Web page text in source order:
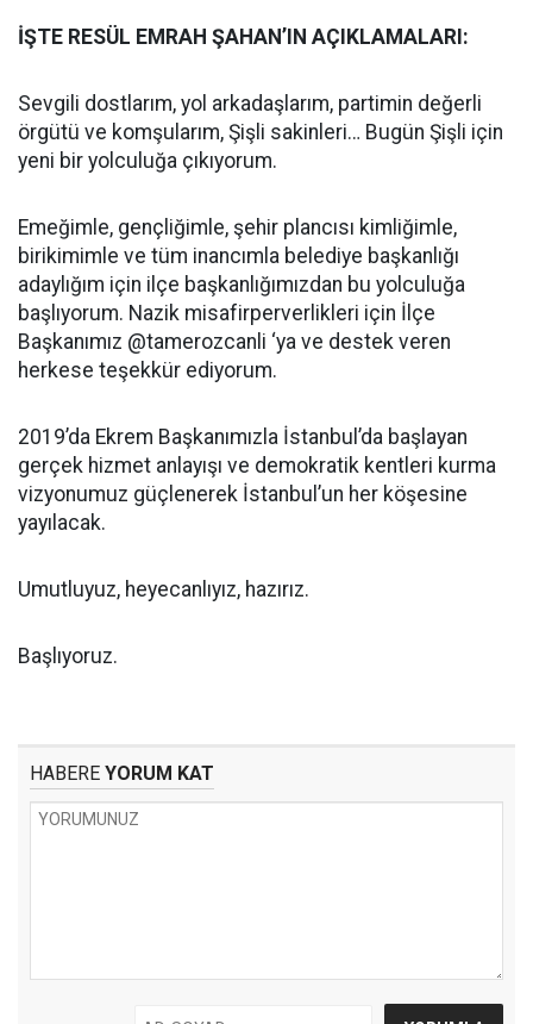
İŞTE RESÜL EMRAH ŞAHAN’IN AÇIKLAMALARI:
Sevgili dostlarım, yol arkadaşlarım, partimin değerli
örgütü ve komşularım, Şişli sakinleri… Bugün Şişli için
yeni bir yolculuğa çıkıyorum.
Emeğimle, gençliğimle, şehir plancısı kimliğimle,
birikimimle ve tüm inancımla belediye başkanlığı
adaylığım için ilçe başkanlığımızdan bu yolculuğa
başlıyorum. Nazik misafirperverlikleri için İlçe
Başkanımız @tamerozcanli ‘ya ve destek veren
herkese teşekkür ediyorum.
2019’da Ekrem Başkanımızla İstanbul’da başlayan
gerçek hizmet anlayışı ve demokratik kentleri kurma
vizyonumuz güçlenerek İstanbul’un her köşesine
yayılacak.
Umutluyuz, heyecanlıyız, hazırız.
Başlıyoruz.
HABERE YORUM KAT